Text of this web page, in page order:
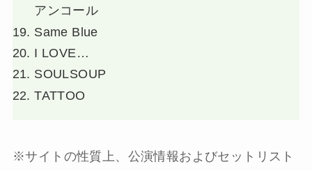
アンコール
Same Blue
I LOVE…
SOULSOUP
TATTOO
※サイトの性質上、公演情報およびセットリスト